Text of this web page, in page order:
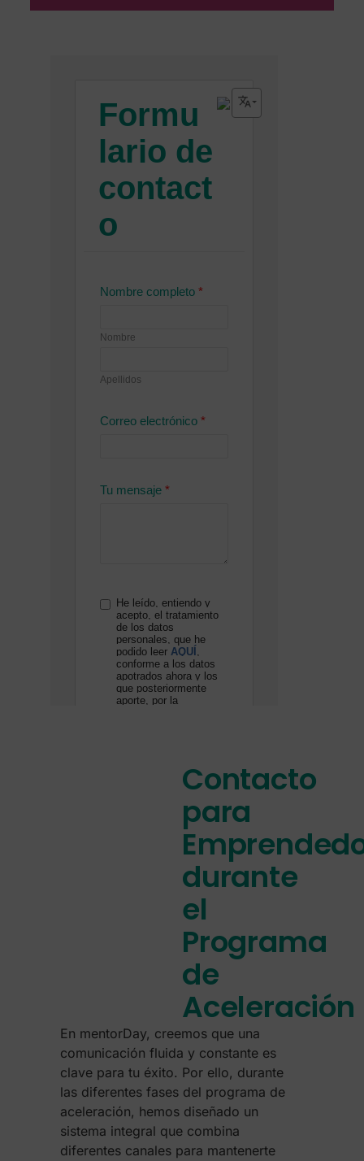
Contacto
para
durante
el
Programa
de
Aceleración
En mentorDay, creemos que una
comunicación fluida y constante es
clave para tu éxito. Por ello, durante
las diferentes fases del programa de
aceleración, hemos diseñado un
sistema integral que combina
diferentes canales para mantenerte